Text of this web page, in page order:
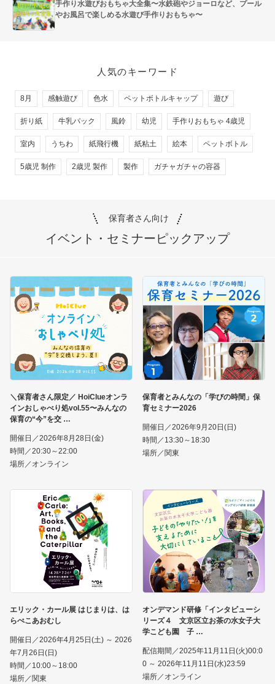
手作り水遊びおもちゃ大全集〜水鉄砲やジョーロなど、プール
やお風呂で楽しめる水遊び手作りおもちゃ〜
人気のキーワード
8月 感触遊び 色水 ペットボトルキャップ 遊び
折り紙 牛乳パック 風鈴 幼児 手作りおもちゃ 4歳児
室内 うちわ 紙飛行機 紙粘土 絵本 ペットボトル
5歳児 制作 2歳児 製作 製作 ガチャガチャの容器
保育者さん向け
イベント・セミナーピックアップ
＼保育者さん限定／ HoiClueオンラ
インおしゃべり処vol.55〜みんなの
保育の“今”を交
開催日／2026年8月28日(金)
時間／20:30～22:00
場所／オンライン
保育者とみんなの「学びの時間」保
育セミナー2026
開催日／2026年9月20日(日)
時間／13:30～18:30
場所／関東
エリック・カール展 はじまりは、は
らぺこあおむし
開催日／2026年4月25日(土) ～ 2026
年7月26日(日)
時間／10:00～18:00
場所／関東
オンデマンド研修「インタビューシ
リーズ４ 文京区立お茶の水女子大
学こども園 子
配信期間／2025年11月11日(火)00:0
0 ～ 2026年11月11日(水)23:59
場所／オンライン